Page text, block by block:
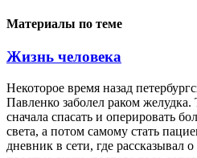
Материалы по теме
Жизнь человека
Некоторое время назад
Павленко заболел раком желудка.
сначала спасать и оперировать
света, а потом самому стать
дневник в сети, где рассказывал